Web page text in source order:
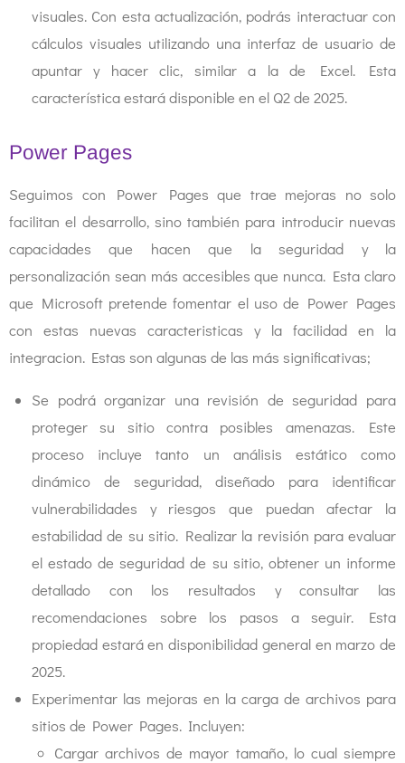
visuales. Con esta actualización, podrás interactuar con
cálculos visuales utilizando una interfaz de usuario de
apuntar y hacer clic, similar a la de Excel. Esta
característica estará disponible en el Q2 de 2025.
Power Pages
Seguimos con Power Pages que trae mejoras no solo
facilitan el desarrollo, sino también para introducir nuevas
capacidades que hacen que la seguridad y la
personalización sean más accesibles que nunca. Esta claro
que Microsoft pretende fomentar el uso de Power Pages
con estas nuevas caracteristicas y la facilidad en la
integracion. Estas son algunas de las más significativas;
Se podrá organizar una revisión de seguridad para
proteger su sitio contra posibles amenazas. Este
proceso incluye tanto un análisis estático como
dinámico de seguridad, diseñado para identificar
vulnerabilidades y riesgos que puedan afectar la
estabilidad de su sitio. Realizar la revisión para evaluar
el estado de seguridad de su sitio, obtener un informe
detallado con los resultados y consultar las
recomendaciones sobre los pasos a seguir. Esta
propiedad estará en disponibilidad general en marzo de
2025.
Experimentar las mejoras en la carga de archivos para
sitios de Power Pages. Incluyen:
Cargar archivos de mayor tamaño, lo cual siempre